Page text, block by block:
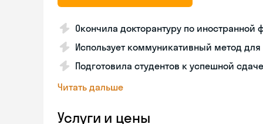
Окончила докторантуру по иностранной
Использует коммуникативный метод
Подготовила студентов к успешной сдаче
Читать дальше
Услуги и цены